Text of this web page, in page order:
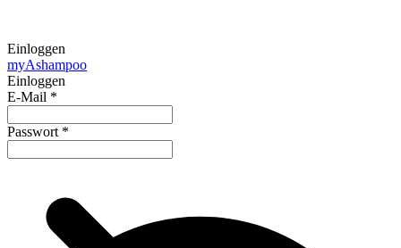
Einloggen
myAshampoo
Einloggen
E-Mail *
Passwort *